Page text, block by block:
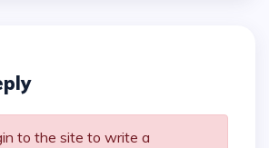
to the site to write a